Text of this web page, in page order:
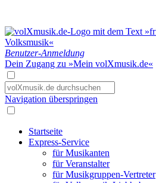
Benutzer-Anmeldung
Dein Zugang zu »Mein volXmusik.de«
Navigation überspringen
Startseite
Express-Service
für Musikanten
für Veranstalter
für Musikgruppen-Vertreter